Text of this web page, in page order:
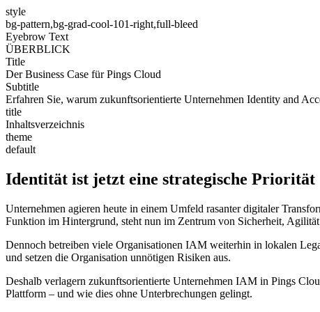
style
bg-pattern,bg-grad-cool-101-right,full-bleed
Eyebrow Text
ÜBERBLICK
Title
Der Business Case für Pings Cloud
Subtitle
Erfahren Sie, warum zukunftsorientierte Unternehmen Identity and
title
Inhaltsverzeichnis
theme
default
Identität ist jetzt eine strategische Priorität
Unternehmen agieren heute in einem Umfeld rasanter digitaler
Funktion im Hintergrund, steht nun im Zentrum von Sicherheit,
Dennoch betreiben viele Organisationen IAM weiterhin in lokalen
und setzen die Organisation unnötigen Risiken aus.
Deshalb verlagern zukunftsorientierte Unternehmen IAM in Pings
Plattform – und wie dies ohne Unterbrechungen gelingt.